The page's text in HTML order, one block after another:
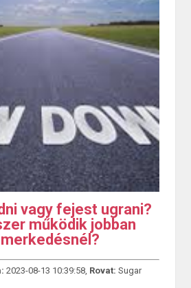
vagy fejest ugrani?
működik jobban
2023-08-13 10:39:58, Rovat: Sugar